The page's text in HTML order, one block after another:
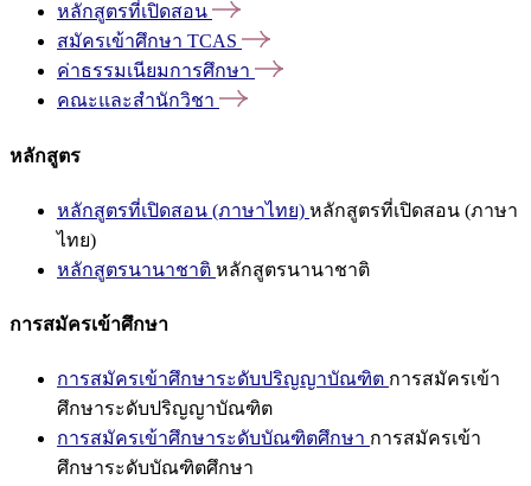
หลักสูตรที่เปิดสอน
สมัครเข้าศึกษา TCAS
ค่าธรรมเนียมการศึกษา
คณะและสำนักวิชา
หลักสูตร
หลักสูตรที่เปิดสอน (ภาษาไทย) หลักสูตรที่เปิดสอน (ภาษา
ไทย)
หลักสูตรนานาชาติ หลักสูตรนานาชาติ
การสมัครเข้าศึกษา
การสมัครเข้าศึกษาระดับปริญญาบัณฑิต การสมัครเข้า
ศึกษาระดับปริญญาบัณฑิต
การสมัครเข้าศึกษาระดับบัณฑิตศึกษา การสมัครเข้า
ศึกษาระดับบัณฑิตศึกษา